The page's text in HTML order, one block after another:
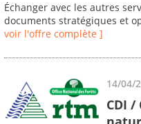
Échanger avec les autres
documents stratégiques et
voir l'offre complète ]
14/04/
CDI